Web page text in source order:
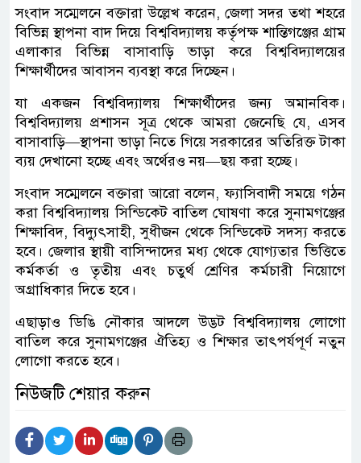
সংবাদ সম্মেলনে বক্তারা উল্লেখ করেন, জেলা সদর তথা শহরে
বিভিন্ন স্থাপনা বাদ দিয়ে বিশ্ববিদ্যালয় কর্তৃপক্ষ শান্তিগঞ্জের গ্রাম
এলাকার বিভিন্ন বাসাবাড়ি ভাড়া করে বিশ্ববিদ্যালয়ের
শিক্ষার্থীদের আবাসন ব্যবস্থা করে দিচ্ছেন।
যা একজন বিশ্ববিদ্যালয় শিক্ষার্থীদের জন্য অমানবিক।
বিশ্ববিদ্যালয় প্রশাসন সূত্র থেকে আমরা জেনেছি যে, এসব
বাসাবাড়ি—স্থাপনা ভাড়া নিতে গিয়ে সরকারের অতিরিক্ত টাকা
ব্যয় দেখানো হচ্ছে এবং অর্থেরও নয়—ছয় করা হচ্ছে।
সংবাদ সম্মেলনে বক্তারা আরো বলেন, ফ্যাসিবাদী সময়ে গঠন
করা বিশ্ববিদ্যালয় সিন্ডিকেট বাতিল ঘোষণা করে সুনামগঞ্জের
শিক্ষাবিদ, বিদ্যুৎসাহী, সুধীজন থেকে সিন্ডিকেট সদস্য করতে
হবে। জেলার স্থায়ী বাসিন্দাদের মধ্য থেকে যোগ্যতার ভিত্তিতে
কর্মকর্তা ও তৃতীয় এবং চতুর্থ শ্রেণির কর্মচারী নিয়োগে
অগ্রাধিকার দিতে হবে।
এছাড়াও ডিঙি নৌকার আদলে উদ্ভট বিশ্ববিদ্যালয় লোগো
বাতিল করে সুনামগঞ্জের ঐতিহ্য ও শিক্ষার তাৎপর্যপূর্ণ নতুন
লোগো করতে হবে।
নিউজটি শেয়ার করুন